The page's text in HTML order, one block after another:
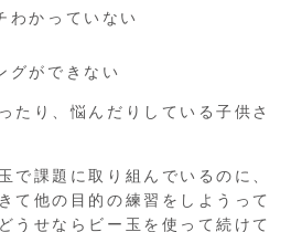
わかっていない
グができない
たり、悩んだりしている子供さ
で課題に取り組んでいるのに、
て他の目的の練習をしようって
うせならビー玉を使って続けて